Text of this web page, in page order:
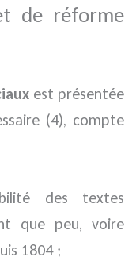
de réforme
est présentée
(4), compte
des textes
que peu, voire
1804 ;